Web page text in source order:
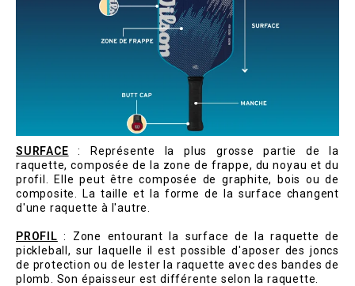
SURFACE : Représente la plus grosse partie de la
raquette, composée de la zone de frappe, du noyau et du
profil. Elle peut être composée de graphite, bois ou de
composite. La taille et la forme de la surface changent
d'une raquette à l'autre.
PROFIL : Zone entourant la surface de la raquette de
pickleball, sur laquelle il est possible d'aposer des joncs
de protection ou de lester la raquette avec des bandes de
plomb. Son épaisseur est différente selon la raquette.